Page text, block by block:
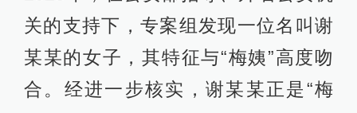
关的支持下，专案组发现一位名叫谢
某某的女子，其特征与“梅姨”高度吻
合。经进一步核实，谢某某正是“梅